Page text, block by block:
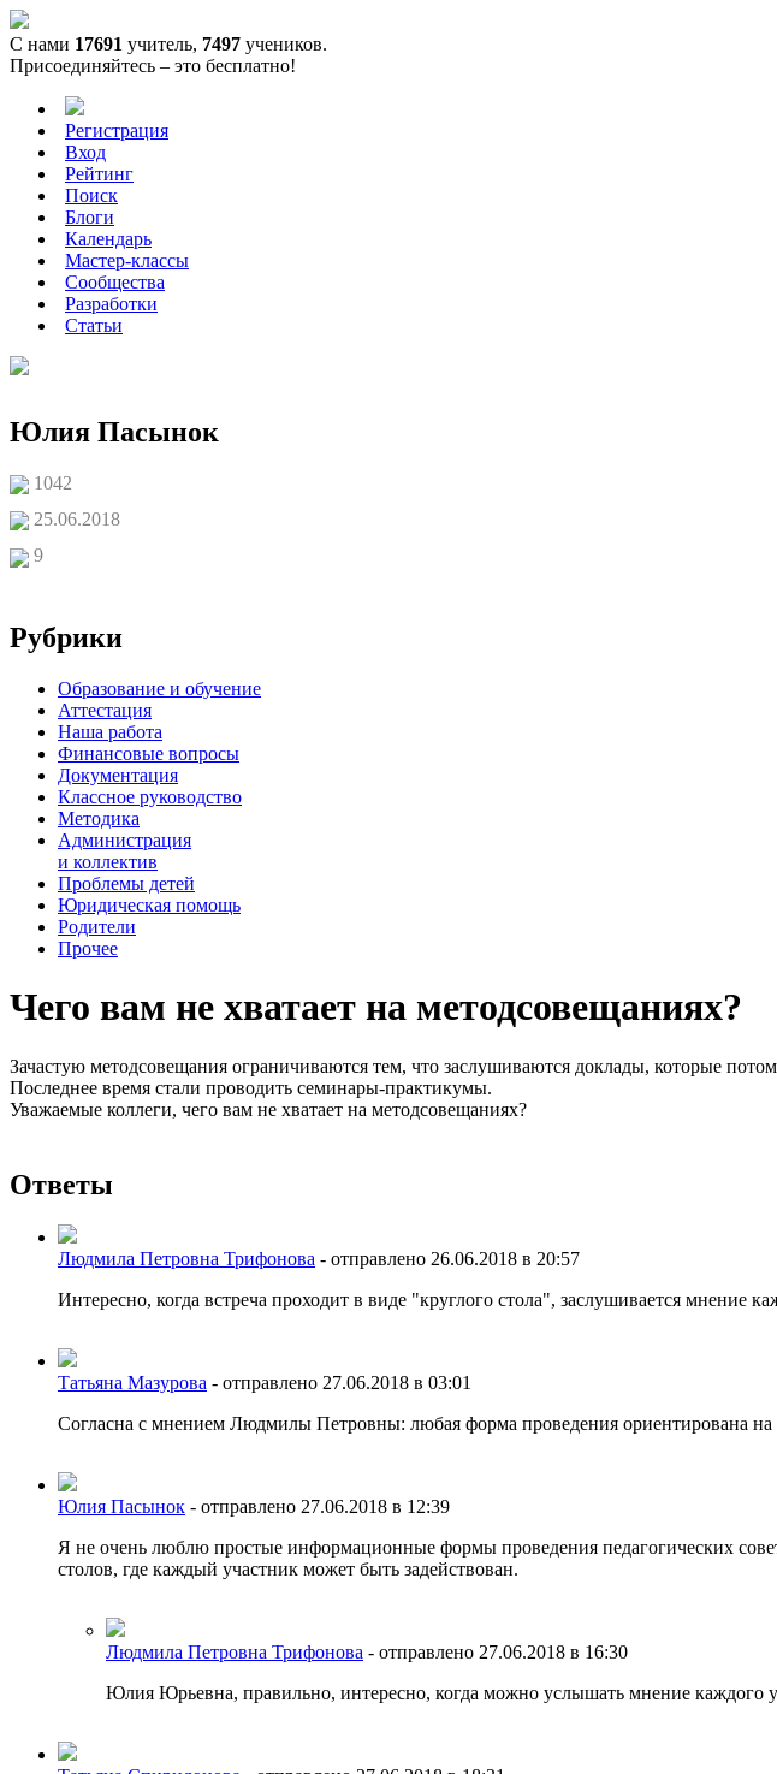
С нами 17691 учитель, 7497 учеников.
Присоединяйтесь – это бесплатно!
Регистрация
Вход
Рейтинг
Поиск
Блоги
Календарь
Мастер-классы
Сообщества
Разработки
Статьи
Юлия Пасынок
1042
25.06.2018
9
Рубрики
Образование и обучение
Аттестация
Наша работа
Финансовые вопросы
Документация
Классное руководство
Методика
Администрация
и коллектив
Проблемы детей
Юридическая помощь
Родители
Прочее
Чего вам не хватает на методсовещаниях?
Зачастую методсовещания ограничиваются тем, что заслушиваются доклады, которые
Последнее время стали проводить семинары-практикумы.
Уважаемые коллеги, чего вам не хватает на методсовещаниях?
Ответы
Людмила Петровна Трифонова - отправлено 26.06.2018 в 20:57
Интересно, когда встреча проходит в виде "круглого стола", заслушивается мнение
Татьяна Мазурова - отправлено 27.06.2018 в 03:01
Согласна с мнением Людмилы Петровны: любая форма проведения ориентирована на
Юлия Пасынок - отправлено 27.06.2018 в 12:39
Я не очень люблю простые информационные формы проведения педагогических
столов, где каждый участник может быть задействован.
Людмила Петровна Трифонова - отправлено 27.06.2018 в 16:30
Юлия Юрьевна, правильно, интересно, когда можно услышать мнение каждого